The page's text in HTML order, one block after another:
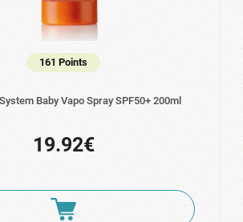
161 Points
Baby Vapo Spray SPF50+ 200ml
19.92€